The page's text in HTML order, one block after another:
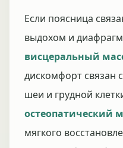
Если поясница
выдохом и
висцеральный
дискомфорт связан
шеи и грудной
остеопатический
мягкого